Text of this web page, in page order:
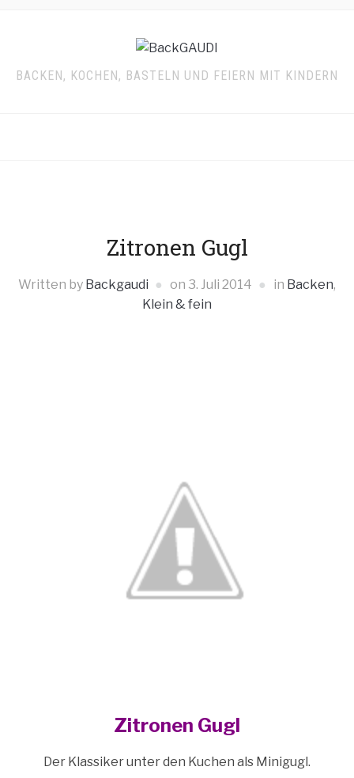
BACKEN, KOCHEN, BASTELN UND FEIERN MIT KINDERN
Zitronen Gugl
Written by Backgaudi on 3. Juli 2014 in Backen,
Klein & fein
Zitronen Gugl
Der Klassiker unter den Kuchen als Minigugl.